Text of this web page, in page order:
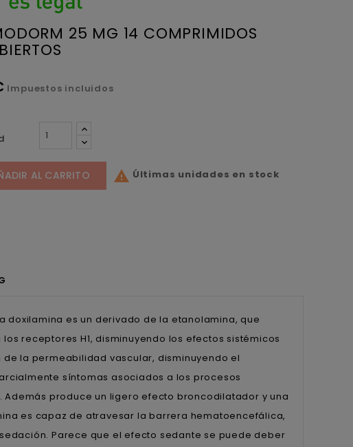
25 MG 14 COMPRIMIDOS
Impuestos incluidos
AL CARRITO  Últimas unidades en stock
La doxilamina es un derivado de la etanolamina, que
receptores H1, disminuyendo los efectos sistémicos
la permeabilidad vascular, disminuyendo el
síntomas asociados a los procesos
produce un ligero efecto broncodilatador y una
es capaz de atravesar la barrera hematoencefálica,
Parece que el efecto sedante se puede deber